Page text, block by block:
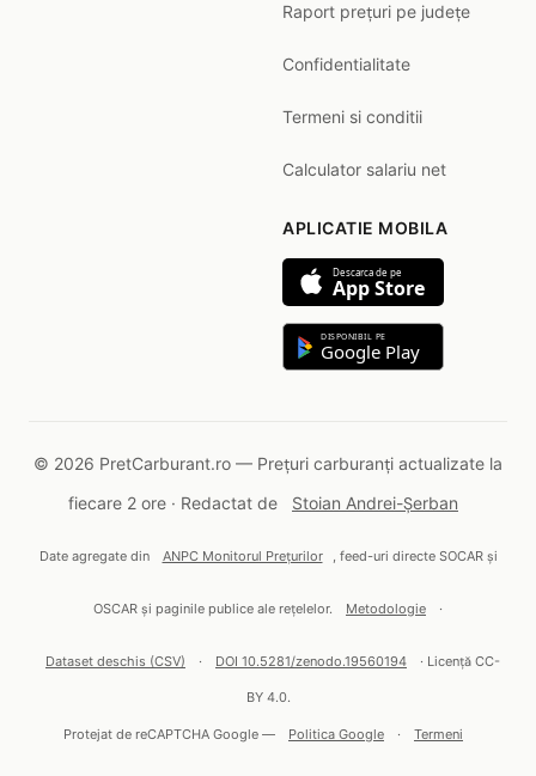
Raport prețuri pe județe
Confidentialitate
Termeni si conditii
Calculator salariu net
APLICATIE MOBILA
Descarca de pe
App Store
DISPONIBIL PE
Google Play
© 2026 PretCarburant.ro — Prețuri carburanți actualizate la
fiecare 2 ore · Redactat de
Stoian Andrei-Șerban
Date agregate din ANPC Monitorul Prețurilor , feed-uri directe SOCAR și
OSCAR și paginile publice ale rețelelor. Metodologie ·
Dataset deschis (CSV) · DOI 10.5281/zenodo.19560194 · Licență CC-
BY 4.0.
Protejat de reCAPTCHA Google — Politica Google · Termeni